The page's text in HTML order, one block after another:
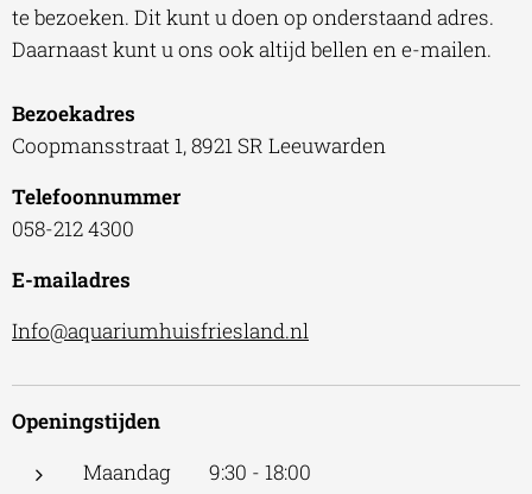
te bezoeken. Dit kunt u doen op onderstaand adres.
Daarnaast kunt u ons ook altijd bellen en e-mailen.
Bezoekadres
Coopmansstraat 1, 8921 SR Leeuwarden
Telefoonnummer
058-212 4300
E-mailadres
Info@aquariumhuisfriesland.nl
Openingstijden
Maandag 9:30 - 18:00